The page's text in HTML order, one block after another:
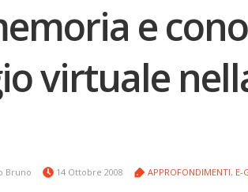
e
virtuale
Bruno 14 Ottobre 2008 APPROFONDIMENTI, E-